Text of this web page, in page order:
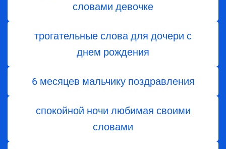
словами девочке
трогательные слова для дочери с
днем ​​рождения
6 месяцев мальчику поздравления
спокойной ночи любимая своими
словами